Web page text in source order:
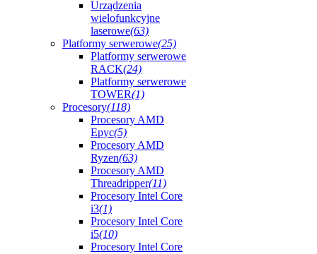
Urządzenia
wielofunkcyjne
laserowe(63)
Platformy serwerowe(25)
Platformy serwerowe
RACK(24)
Platformy serwerowe
TOWER(1)
Procesory(118)
Procesory AMD
Epyc(5)
Procesory AMD
Ryzen(63)
Procesory AMD
Threadripper(11)
Procesory Intel Core
i3(1)
Procesory Intel Core
i5(10)
Procesory Intel Core